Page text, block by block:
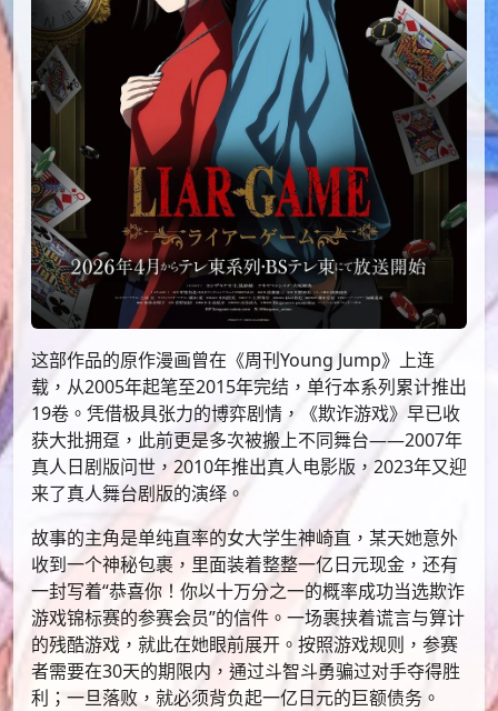
这部作品的原作漫画曾在《周刊Young Jump》上连
载，从2005年起笔至2015年完结，单行本系列累计推出
19卷。凭借极具张力的博弈剧情，《欺诈游戏》早已收
获大批拥趸，此前更是多次被搬上不同舞台——2007年
真人日剧版问世，2010年推出真人电影版，2023年又迎
来了真人舞台剧版的演绎。
故事的主角是单纯直率的女大学生神崎直，某天她意外
收到一个神秘包裹，里面装着整整一亿日元现金，还有
一封写着“恭喜你！你以十万分之一的概率成功当选欺诈
游戏锦标赛的参赛会员”的信件。一场裹挟着谎言与算计
的残酷游戏，就此在她眼前展开。按照游戏规则，参赛
者需要在30天的期限内，通过斗智斗勇骗过对手夺得胜
利；一旦落败，就必须背负起一亿日元的巨额债务。